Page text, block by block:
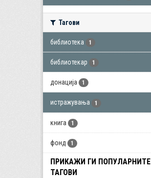
Тагови
библиотека 1
библиотекар 1
донација 1
истражувања 1
книга 1
фонд 1
ПРИКАЖИ ГИ ПОПУЛАРНИТЕ
ТАГОВИ